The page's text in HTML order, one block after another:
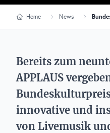
Home News
Bereits zum
APPLAUS
innovative und
von Livemusik